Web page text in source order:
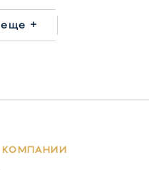
еще +
КОМПАНИИ